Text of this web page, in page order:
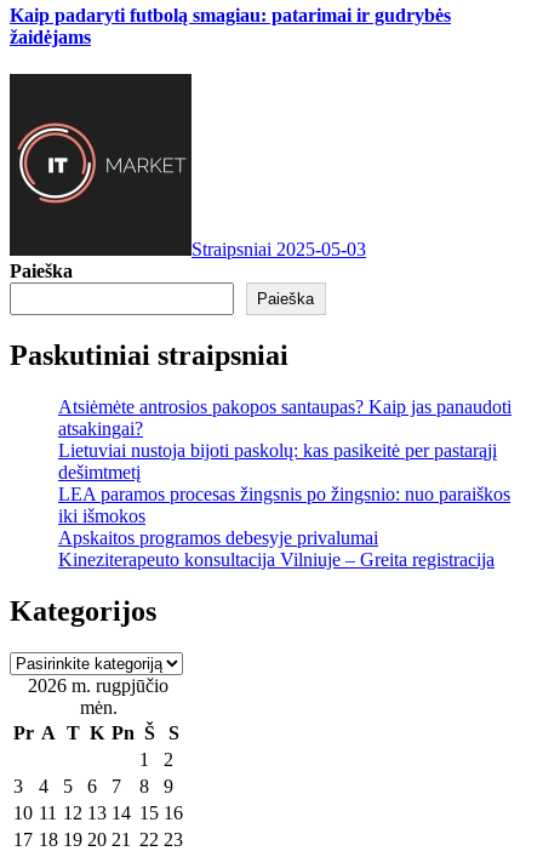
Kaip padaryti futbolą smagiau: patarimai ir gudrybės
žaidėjams
Straipsniai 2025-05-03
Paieška
Paieška
Paskutiniai straipsniai
Atsiėmėte antrosios pakopos santaupas? Kaip jas panaudoti
atsakingai?
Lietuviai nustoja bijoti paskolų: kas pasikeitė per pastarąjį
dešimtmetį
LEA paramos procesas žingsnis po žingsnio: nuo paraiškos
iki išmokos
Apskaitos programos debesyje privalumai
Kineziterapeuto konsultacija Vilniuje – Greita registracija
Kategorijos
Kategorijos
2026 m. rugpjūčio
mėn.
Pr A T K Pn Š
S
1
2
3
4 5 6 7 8
9
10 11 12 13 14 15 16
17 18 19 20 21 22 23